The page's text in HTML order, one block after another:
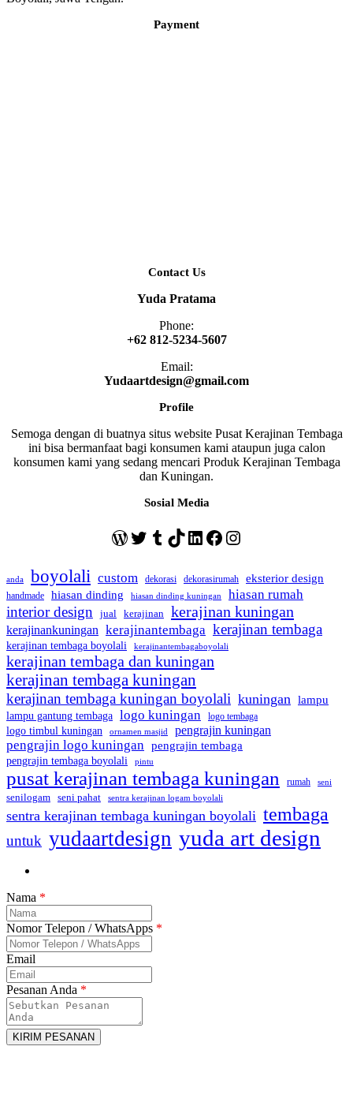
Payment
Contact Us
Yuda Pratama
Phone:
+62 812-5234-5607
Email:
Yudaartdesign@gmail.com
Profile
Semoga dengan di buatnya situs website Pusat Kerajinan Tembaga
ini bisa bermanfaat bagi konsumen kami ataupun juga calon
konsumen kami yang sedang mencari Produk Kerajinan Tembaga
dan Kuningan.
Sosial Media
WordPress
Twitter
Tumblr
TikTok
LinkedIn
Facebook
Instagram
anda boyolali custom dekorasi dekorasirumah eksterior design
handmade hiasan dinding hiasan dinding kuningan hiasan rumah
interior design jual kerajinan kerajinan kuningan
kerajinankuningan kerajinantembaga kerajinan tembaga
kerajinan tembaga boyolali kerajinantembagaboyolali
kerajinan tembaga dan kuningan
kerajinan tembaga kuningan
kerajinan tembaga kuningan boyolali kuningan lampu
lampu gantung tembaga logo kuningan logo tembaga
logo timbul kuningan ornamen masjid pengrajin kuningan
pengrajin logo kuningan
pengrajin tembaga
pengrajin tembaga boyolali
pintu
pusat kerajinan tembaga kuningan rumah seni
senilogam seni pahat sentra kerajinan logam boyolali
sentra kerajinan tembaga kuningan boyolali tembaga
untuk yudaartdesign yuda art design
Nama *
Nomor Telepon / WhatsApps *
Email
Pesanan Anda *